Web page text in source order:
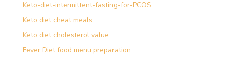
Keto-diet-intermittent-fasting-for-PCOS
Keto diet cheat meals
Keto diet cholesterol value
Fever Diet food menu preparation